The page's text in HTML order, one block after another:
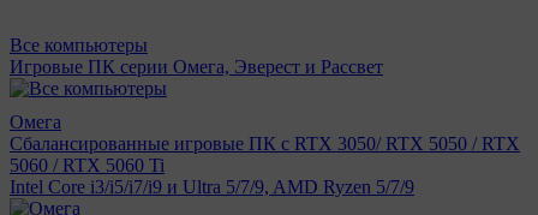
Все компьютеры
Игровые ПК серии Омега, Эверест и Рассвет
Омега
Сбалансированные игровые ПК с RTX 3050/ RTX 5050 / RTX
5060 / RTX 5060 Ti
Intel Core i3/i5/i7/i9 и Ultra 5/7/9, AMD Ryzen 5/7/9